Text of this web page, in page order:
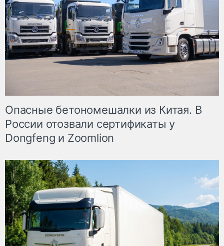
Опасные бетономешалки из Китая. В
России отозвали сертификаты у
Dongfeng и Zoomlion